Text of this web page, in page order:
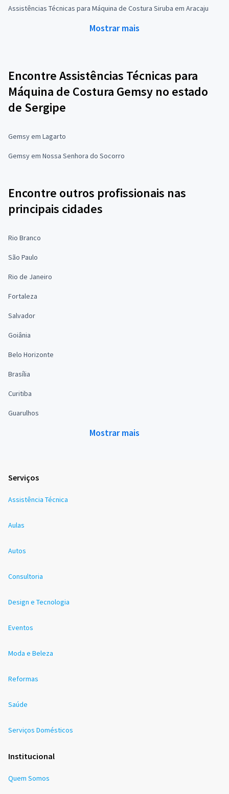
Assistências Técnicas para Máquina de Costura Siruba em Aracaju
Mostrar mais
Encontre Assistências Técnicas para
Máquina de Costura Gemsy no estado
de Sergipe
Gemsy em Lagarto
Gemsy em Nossa Senhora do Socorro
Encontre outros profissionais nas
principais cidades
Rio Branco
São Paulo
Rio de Janeiro
Fortaleza
Salvador
Goiânia
Belo Horizonte
Brasília
Curitiba
Guarulhos
Mostrar mais
Serviços
Assistência Técnica
Aulas
Autos
Consultoria
Design e Tecnologia
Eventos
Moda e Beleza
Reformas
Saúde
Serviços Domésticos
Institucional
Quem Somos